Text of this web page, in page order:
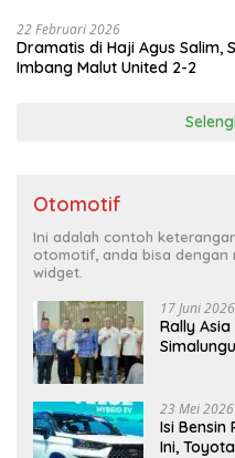
22 Februari 2026
Dramatis di Haji Agus Salim,
Imbang Malut United 2-2
Otomotif
Ini adalah contoh
otomotif, anda bisa dengan
widget.
17 Juni 2026
Rally
23 Mei 2026
Isi Bensin
Ini,